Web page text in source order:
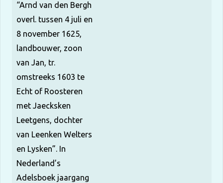
“Arnd van den Bergh
overl. tussen 4 juli en
8 november 1625,
landbouwer, zoon
van Jan, tr.
omstreeks 1603 te
Echt of Roosteren
met Jaecksken
Leetgens, dochter
van Leenken Welters
en Lysken”. In
Nederland’s
Adelsboek jaargang